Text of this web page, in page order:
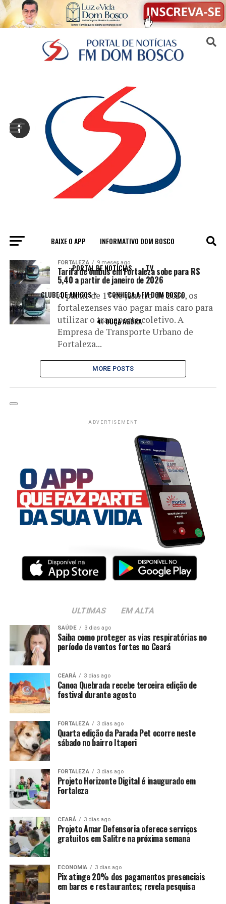
BAIXE O APP INFORMATIVO DOM BOSCO
PORTAL DE NOTÍCIAS TV
CLUBE DE AMIGOS CONHEÇA A FM DOM BOSCO
🔊 OUÇA AGORA
All posts tagged "aumento"
FORTALEZA 9 meses ago
Tarifa de ônibus em Fortaleza sobe para R$
5,40 a partir de janeiro de 2026
A partir de 1º de janeiro de 2026, os
fortalezenses vão pagar mais caro para
utilizar o transporte coletivo. A
Empresa de Transporte Urbano de
Fortaleza...
MORE POSTS
ADVERTISEMENT
ULTIMAS EM ALTA
SAÚDE 3 dias ago
Saiba como proteger as vias respiratórias no
período de ventos fortes no Ceará
CEARÁ 3 dias ago
Canoa Quebrada recebe terceira edição de
festival durante agosto
FORTALEZA 3 dias ago
Quarta edição da Parada Pet ocorre neste
sábado no bairro Itaperi
FORTALEZA 3 dias ago
Projeto Horizonte Digital é inaugurado em
Fortaleza
CEARÁ 3 dias ago
Projeto Amar Defensoria oferece serviços
gratuitos em Salitre na próxima semana
ECONOMIA 3 dias ago
Pix atinge 20% dos pagamentos presenciais
em bares e restaurantes; revela pesquisa
Sair da versão mobile